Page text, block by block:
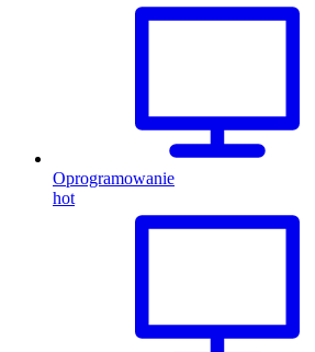
Oprogramowanie
hot